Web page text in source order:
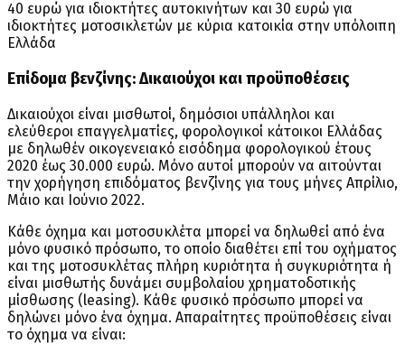
40 ευρώ για ιδιοκτήτες αυτοκινήτων και 30 ευρώ για
ιδιοκτήτες μοτοσικλετών με κύρια κατοικία στην υπόλοιπη
Ελλάδα
Επίδομα βενζίνης: Δικαιούχοι και προϋποθέσεις
Δικαιούχοι είναι μισθωτοί, δημόσιοι υπάλληλοι και
ελεύθεροι επαγγελματίες, φορολογικοί κάτοικοι Ελλάδας
με δηλωθέν οικογενειακό εισόδημα φορολογικού έτους
2020 έως 30.000 ευρώ. Μόνο αυτοί μπορούν να αιτούνται
την χορήγηση επιδόματος βενζίνης για τους μήνες Απρίλιο,
Μάιο και Ιούνιο 2022.
Κάθε όχημα και μοτοσυκλέτα μπορεί να δηλωθεί από ένα
μόνο φυσικό πρόσωπο, το οποίο διαθέτει επί του οχήματος
και της μοτοσυκλέτας πλήρη κυριότητα ή συγκυριότητα ή
είναι μισθωτής δυνάμει συμβολαίου χρηματοδοτικής
μίσθωσης (leasing). Κάθε φυσικό πρόσωπο μπορεί να
δηλώνει μόνο ένα όχημα. Απαραίτητες προϋποθέσεις είναι
το όχημα να είναι: